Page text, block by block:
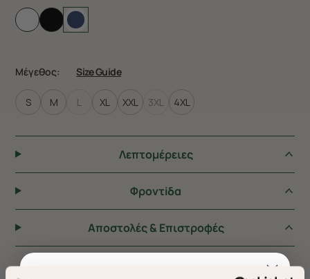
Μέγεθος: Size Guide
S M L XL XXL 3XL 4XL
Λεπτομέρειες
Φροντiδα
Αποστολές & Επιστροφές